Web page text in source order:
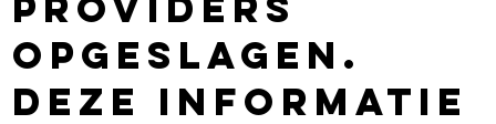
opgeslagen.
Deze informatie